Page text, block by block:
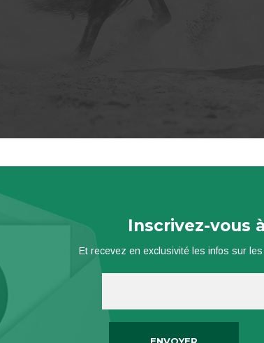
Inscrivez-vous
Et recevez en exclusivité les infos sur